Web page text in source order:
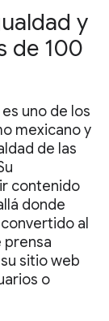
y
de 100
es uno de los
mexicano y
de las
contenido
donde
al
prensa
sitio web
o